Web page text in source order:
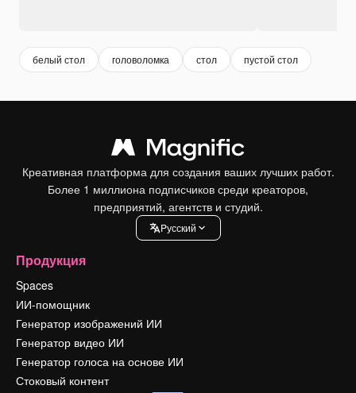
белый стол головоломка стол пустой стол
Креативная платформа для создания ваших лучших работ.
Более 1 миллиона подписчиков среди креаторов,
предприятий, агентств и студий.
Pусский
Продукция
Spaces
ИИ-помощник
Генератор изображений ИИ
Генератор видео ИИ
Генератор голоса на основе ИИ
Стоковый контент